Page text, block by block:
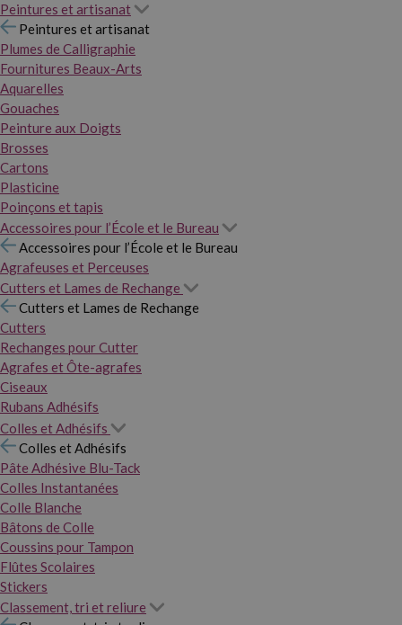
Peintures et artisanat
Peintures et artisanat
Plumes de Calligraphie
Fournitures Beaux-Arts
Aquarelles
Gouaches
Peinture aux Doigts
Brosses
Cartons
Plasticine
Poinçons et tapis
Accessoires pour l’École et le Bureau
Accessoires pour l’École et le Bureau
Agrafeuses et Perceuses
Cutters et Lames de Rechange
Cutters et Lames de Rechange
Cutters
Rechanges pour Cutter
Agrafes et Ôte-agrafes
Ciseaux
Rubans Adhésifs
Colles et Adhésifs
Colles et Adhésifs
Pâte Adhésive Blu-Tack
Colles Instantanées
Colle Blanche
Bâtons de Colle
Coussins pour Tampon
Flûtes Scolaires
Stickers
Classement, tri et reliure